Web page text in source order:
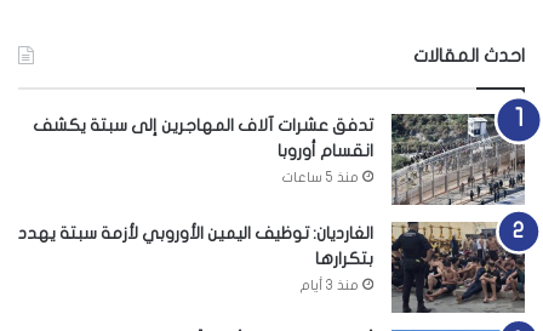
احدث المقالات
تدفق عشرات آلاف المهاجرين إلى سبتة يكشف
انقسام أوروبا
منذ 5 ساعات
الغارديان: توظيف اليمين الأوروبي لأزمة سبتة يهدد
بتكرارها
منذ 3 أيام